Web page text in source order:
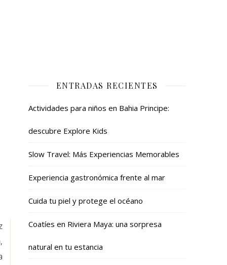
ENTRADAS RECIENTES
Actividades para niños en Bahia Principe:
descubre Explore Kids
Slow Travel: Más Experiencias Memorables
Experiencia gastronómica frente al mar
Cuida tu piel y protege el océano
Coatíes en Riviera Maya: una sorpresa
natural en tu estancia